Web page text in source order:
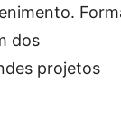
dos
projetos